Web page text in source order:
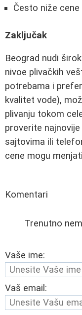
Često niže cene
Zaključak
Beograd nudi
nivoe plivačkih
potrebama i
kvalitet vode),
plivanju tokom
proverite
sajtovima ili
cene mogu
Komentari
Trenutno
Vaše ime:
Vaš email: